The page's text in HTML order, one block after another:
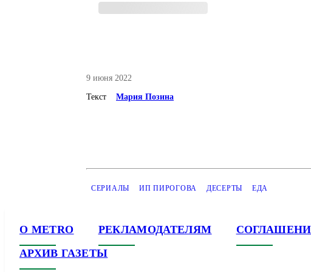
9 июня 2022
Текст Мария Позина
СЕРИАЛЫ ИП ПИРОГОВА ДЕСЕРТЫ ЕДА
О METRO РЕКЛАМОДАТЕЛЯМ
АРХИВ ГАЗЕТЫ